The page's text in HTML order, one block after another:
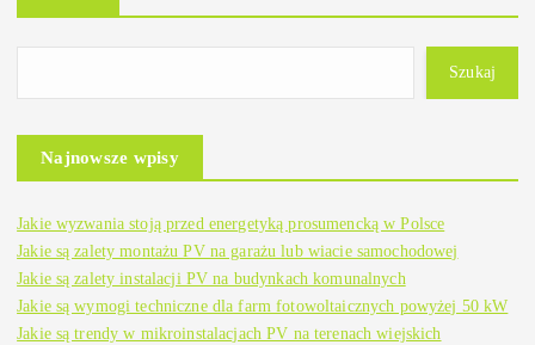
Szukaj
Najnowsze wpisy
Jakie wyzwania stoją przed energetyką prosumencką w Polsce
Jakie są zalety montażu PV na garażu lub wiacie samochodowej
Jakie są zalety instalacji PV na budynkach komunalnych
Jakie są wymogi techniczne dla farm fotowoltaicznych powyżej 50 kW
Jakie są trendy w mikroinstalacjach PV na terenach wiejskich